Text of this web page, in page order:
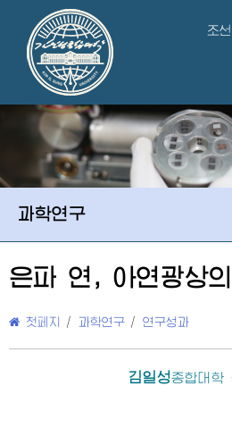
조
과학연구
은파 연, 아연광상
첫페지 / 과학연구 / 연구성과
김일성종합대학